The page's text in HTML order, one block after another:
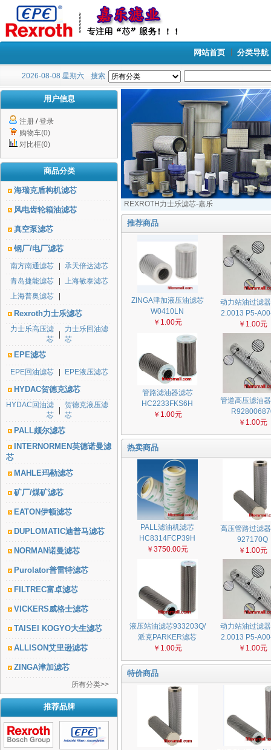
网站首页 分类导航
2026-08-08 星期六 搜索
用户信息
注册 /登录
购物车(0)
对比框(0)
商品分类
海瑞克盾构机滤芯
风电齿轮箱油滤芯
真空泵滤芯
钢厂/电厂滤芯
南方南通滤芯
承天倍达滤芯
青岛捷能滤芯
上海敏泰滤芯
上海普奥滤芯
Rexroth力士乐滤芯
力士乐高压滤
芯
力士乐回油滤
芯
EPE滤芯
EPE回油滤芯 EPE液压滤芯
HYDAC贺德克滤芯
HYDAC回油滤
芯
贺德克液压滤
芯
PALL颇尔滤芯
INTERNORMEN英德诺曼滤
芯
MAHLE玛勒滤芯
矿厂/煤矿滤芯
EATON伊顿滤芯
DUPLOMATIC迪普马滤芯
NORMAN诺曼滤芯
Purolator普雷特滤芯
FILTREC富卓滤芯
VICKERS威格士滤芯
TAISEI KOGYO大生滤芯
ALLISON艾里逊滤芯
ZINGA津加滤芯
所有分类>>
推荐品牌
REXROTH力士乐滤芯-嘉乐
推荐商品
ZINGA津加液压油滤芯
W0410LN
￥1.00元
动力站油过滤
2.0013 P5-
￥1.00元
管路滤油器滤芯
HC2233FKS6H
￥1.00元
管道高压滤油
￥1.00元
热卖商品
PALL滤油机滤芯
HC8314FCP39H
￥3750.00元
高压管路过滤
927170Q
￥1.00元
液压站油滤芯933203Q/
派克PARKER滤芯
￥1.00元
动力站油过滤
2.0013 P5-
￥1.00元
特价商品